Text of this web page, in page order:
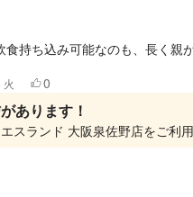
食持ち込み可能なのも、長く親
0
あります！